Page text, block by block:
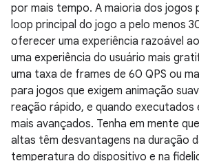
por mais tempo. A maioria dos jogos
loop principal do jogo a pelo menos
oferecer uma experiência razoável
uma experiência do usuário mais
uma taxa de frames de 60 QPS ou
para jogos que exigem animação
reação rápido, e quando executados
mais avançados. Tenha em mente
altas têm desvantagens na duração
temperatura do dispositivo e na